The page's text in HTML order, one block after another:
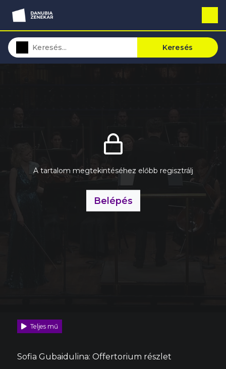
Keresés
A tartalom megtekintéséhez előbb regisztrálj
Belépés
Teljes mű
Sofia Gubaidulina: Offertorium részlet